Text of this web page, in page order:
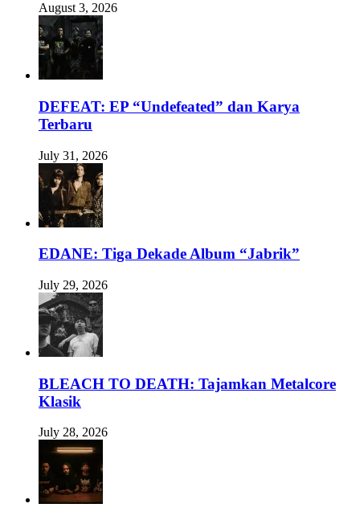
August 3, 2026
DEFEAT: EP “Undefeated” dan Karya
Terbaru
July 31, 2026
EDANE: Tiga Dekade Album “Jabrik”
July 29, 2026
BLEACH TO DEATH: Tajamkan Metalcore
Klasik
July 28, 2026